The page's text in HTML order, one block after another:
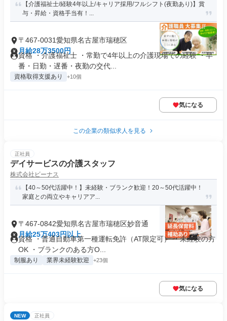
【介護福祉士/経験4年以上/キャリア採用/フルシフト(夜勤あり)】賞
与・昇給・資格手当有！...
〒467-0031愛知県名古屋市瑞穂区
月給28万3500円
資格 ・介護福祉士 ・常勤で4年以上の介護現場での経験 ・早
番・日勤・遅番・夜勤の交代...
資格取得支援あり +10個
気になる
この企業の類似求人を見る
正社員
デイサービスの介護スタッフ
株式会社ビーナス
【40～50代活躍中！】未経験・ブランク歓迎！20～50代活躍中！
家庭との両立やキャリアア...
〒467-0842愛知県名古屋市瑞穂区妙音通
月給25万403円以上
資格 ・普通自動車第一種運転免許（AT限定可） ・未経験の方
OK ・ブランクのある方O...
制服あり 業界未経験歓迎 +23個
気になる
NEW 正社員